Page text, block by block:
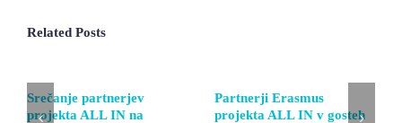
Related Posts
Srečanje partnerjev
projekta ALL IN na
Partnerji Erasmus
projekta ALL IN v gosteh